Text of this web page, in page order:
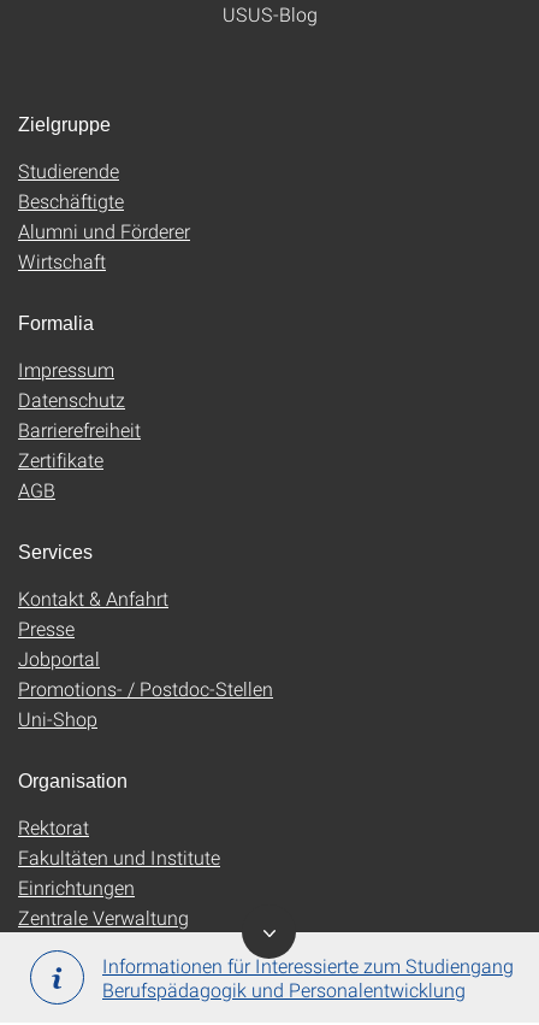
Informationen für Interessierte zum Studiengang
Berufspädagogik und Personalentwicklung
USUS-Blog
Zielgruppe
Studierende
Beschäftigte
Alumni und Förderer
Wirtschaft
Formalia
Impressum
Datenschutz
Barrierefreiheit
Zertifikate
AGB
Services
Kontakt & Anfahrt
Presse
Jobportal
Promotions- / Postdoc-Stellen
Uni-Shop
Organisation
Rektorat
Fakultäten und Institute
Einrichtungen
Zentrale Verwaltung